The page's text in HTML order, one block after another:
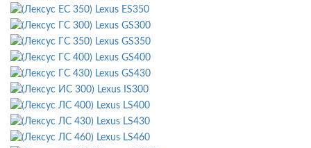
Lexus ES350
Lexus GS300
Lexus GS350
Lexus GS400
Lexus GS430
Lexus IS300
Lexus LS400
Lexus LS430
Lexus LS460